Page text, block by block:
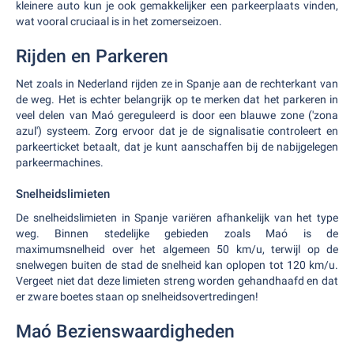
kleinere auto kun je ook gemakkelijker een parkeerplaats vinden,
wat vooral cruciaal is in het zomerseizoen.
Rijden en Parkeren
Net zoals in Nederland rijden ze in Spanje aan de rechterkant van
de weg. Het is echter belangrijk op te merken dat het parkeren in
veel delen van Maó gereguleerd is door een blauwe zone ('zona
azul') systeem. Zorg ervoor dat je de signalisatie controleert en
parkeerticket betaalt, dat je kunt aanschaffen bij de nabijgelegen
parkeermachines.
Snelheidslimieten
De snelheidslimieten in Spanje variëren afhankelijk van het type
weg. Binnen stedelijke gebieden zoals Maó is de
maximumsnelheid over het algemeen 50 km/u, terwijl op de
snelwegen buiten de stad de snelheid kan oplopen tot 120 km/u.
Vergeet niet dat deze limieten streng worden gehandhaafd en dat
er zware boetes staan op snelheidsovertredingen!
Maó Bezienswaardigheden